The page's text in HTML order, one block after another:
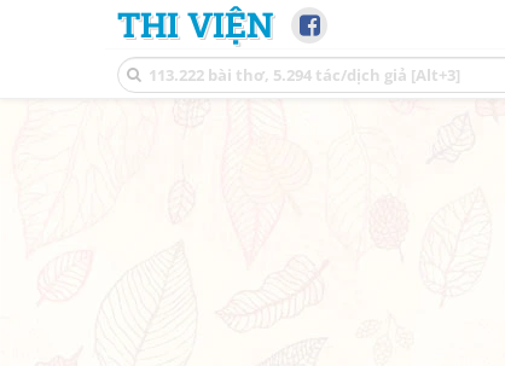
THI VIỆN